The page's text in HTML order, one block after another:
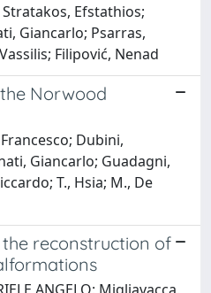
Stratakos, Efstathios;
Giancarlo; Psarras,
Filipović, Nenad
Norwood
Dubini,
Giancarlo; Guadagni,
T., Hsia; M., De
reconstruction of